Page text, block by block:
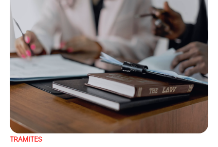
TRAMITES